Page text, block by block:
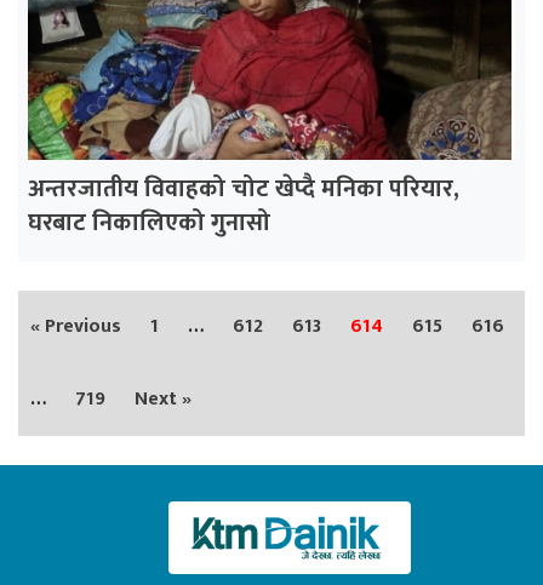
अन्तरजातीय विवाहको चोट खेप्दै मनिका परियार,
घरबाट निकालिएको गुनासो
« Previous 1 … 612 613 614 615 616
… 719 Next »